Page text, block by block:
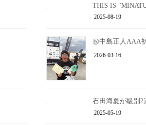
THIS IS
2025-08-19
㊗️中島正人AAA
2026-03-16
石田海夏が級別2
2025-05-19